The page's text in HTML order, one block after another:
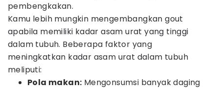
pembengkakan.
Kamu lebih mungkin mengembangkan gout
apabila memiliki kadar asam urat yang tinggi
dalam tubuh. Beberapa faktor yang
meningkatkan kadar asam urat dalam tubuh
meliputi:
Pola makan: Mengonsumsi banyak daging